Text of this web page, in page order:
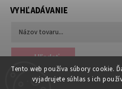
Tento web používa súbory cookie.
vyjadrujete súhlas s ich
VYHĽADÁVANIE
Hľadať